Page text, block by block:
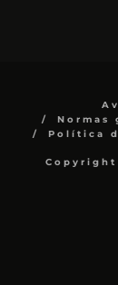
Normas
Política
Copyright